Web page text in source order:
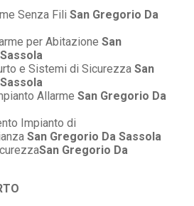
Senza Fili San Gregorio Da
per Abitazione San
e Sistemi di Sicurezza San
Allarme San Gregorio Da
Impianto di
San Gregorio Da Sassola
San Gregorio Da